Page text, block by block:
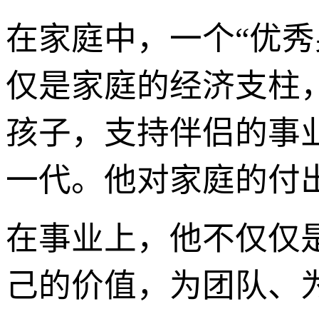
在家庭中，一个“优
仅是家庭的经济支柱
孩子，支持伴侣的事
一代。他对家庭的付
在事业上，他不仅仅
己的价值，为团队、